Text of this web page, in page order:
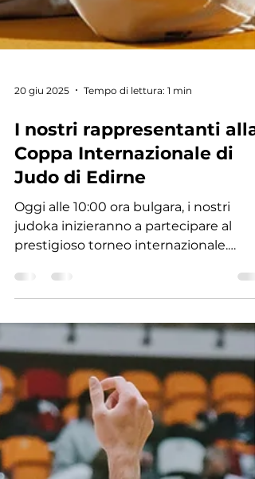
I nostri rappresentanti alla
Coppa Internazionale di
Judo di Edirne
judoka inizieranno a partecipare al
prestigioso torneo internazionale.
EDIRNE INTERNATIONAL JUDO...